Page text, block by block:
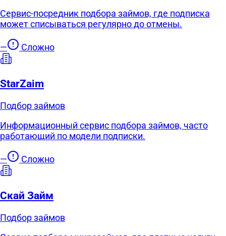
Сервис-посредник подбора займов, где подписка
может списываться регулярно до отмены.
— Сложно
StarZaim
Подбор займов
Информационный сервис подбора займов, часто
работающий по модели подписки.
— Сложно
Скай Займ
Подбор займов